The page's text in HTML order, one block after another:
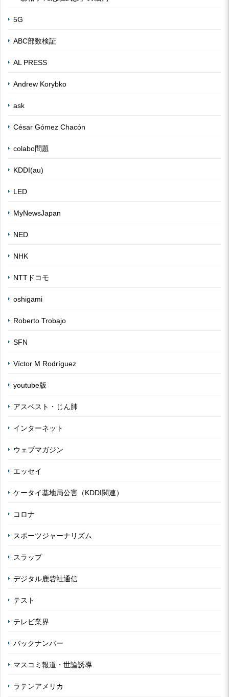
5G
ABC部数検証
AL PRESS
Andrew Korybko
ask
César Gómez Chacón
colabo問題
KDDI(au)
LED
MyNewsJapan
NED
NHK
NTTドコモ
oshigami
Roberto Trobajo
SFN
Víctor M Rodríguez
youtube版
アスベスト・じん肺
インターネット
ウェブマガジン
エッセイ
ケータイ基地局公害（KDDI関連）
コロナ
スポーツジャーナリズム
スラップ
デジタル鹿砦社通信
テスト
テレビ業界
バックナンバー
マスコミ報道・世論誘導
ラテンアメリカ